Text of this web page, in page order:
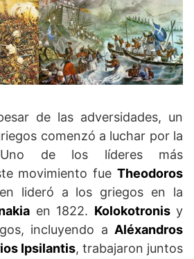
de las adversidades, un
comenzó a luchar por la
Uno de los líderes más
movimiento fue Theodoros
lideró a los griegos en la
en 1822. Kolokotronisy
incluyendo a Aléxandros
Ipsilantis, trabajaron juntos